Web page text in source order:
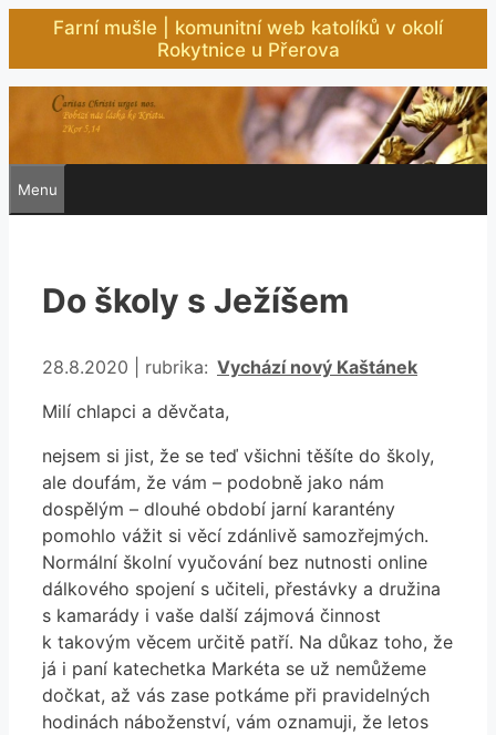
Přeskočit
obsah
Farní mušle | komunitní web katolíků v okolí
Rokytnice u Přerova
Menu
Do školy s Ježíšem
28.8.2020 rubrika: Rubriky
Vychází nový Kaštánek
Milí chlapci a děvčata,
nejsem si jist, že se teď všichni těšíte do školy,
ale doufám, že vám – podobně jako nám
dospělým – dlouhé období jarní karantény
pomohlo vážit si věcí zdánlivě samozřejmých.
Normální školní vyučování bez nutnosti online
dálkového spojení s učiteli, přestávky a družina
s kamarády i vaše další zájmová činnost
k takovým věcem určitě patří. Na důkaz toho, že
já i paní katechetka Markéta se už nemůžeme
dočkat, až vás zase potkáme při pravidelných
hodinách náboženství, vám oznamuji, že letos